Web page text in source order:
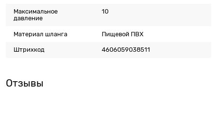
Максимальное
давление
10
Материал шланга Пищевой ПВХ
Штрихкод 4606059038511
Отзывы